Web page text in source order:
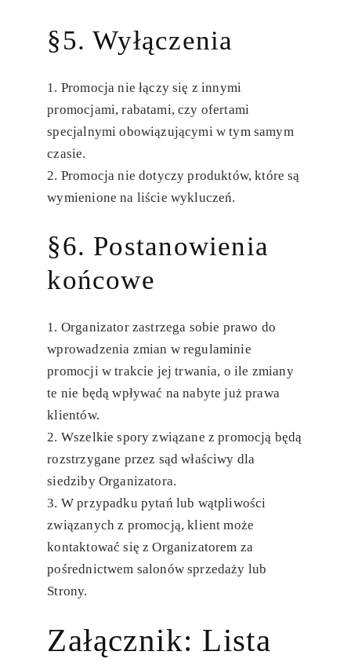
§5. Wyłączenia
Promocja nie łączy się z innymi
promocjami, rabatami, czy ofertami
specjalnymi obowiązującymi w tym samym
czasie.
Promocja nie dotyczy produktów, które są
wymienione na liście wykluczeń.
§6. Postanowienia
końcowe
Organizator zastrzega sobie prawo do
wprowadzenia zmian w regulaminie
promocji w trakcie jej trwania, o ile zmiany
te nie będą wpływać na nabyte już prawa
klientów.
Wszelkie spory związane z promocją będą
rozstrzygane przez sąd właściwy dla
siedziby Organizatora.
W przypadku pytań lub wątpliwości
związanych z promocją, klient może
kontaktować się z Organizatorem za
pośrednictwem salonów sprzedaży lub
Strony.
Załącznik: Lista